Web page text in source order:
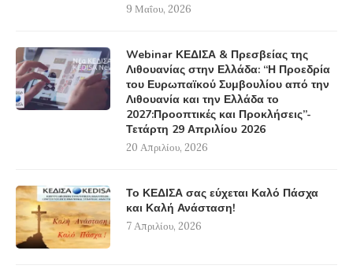
9 Μαΐου, 2026
Webinar ΚΕΔΙΣΑ & Πρεσβείας της
Λιθουανίας στην Ελλάδα: “Η Προεδρία
του Ευρωπαϊκού Συμβουλίου από την
Λιθουανία και την Ελλάδα το
2027:Προοπτικές και Προκλήσεις”-
Τετάρτη 29 Απριλίου 2026
20 Απριλίου, 2026
Το ΚΕΔΙΣΑ σας εύχεται Καλό Πάσχα
και Καλή Ανάσταση!
7 Απριλίου, 2026